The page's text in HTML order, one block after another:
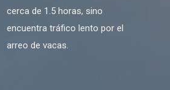
cerca de 1.5 horas, sino
encuentra tráfico lento por el
arreo de vacas.